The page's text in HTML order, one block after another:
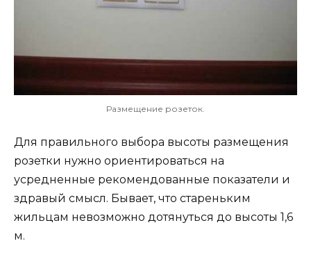
Размещение розеток.
Для правильного выбора высоты размещения
розетки нужно ориентироваться на
усредненные рекомендованные показатели и
здравый смысл. Бывает, что стареньким
жильцам невозможно дотянуться до высоты 1,6
м.